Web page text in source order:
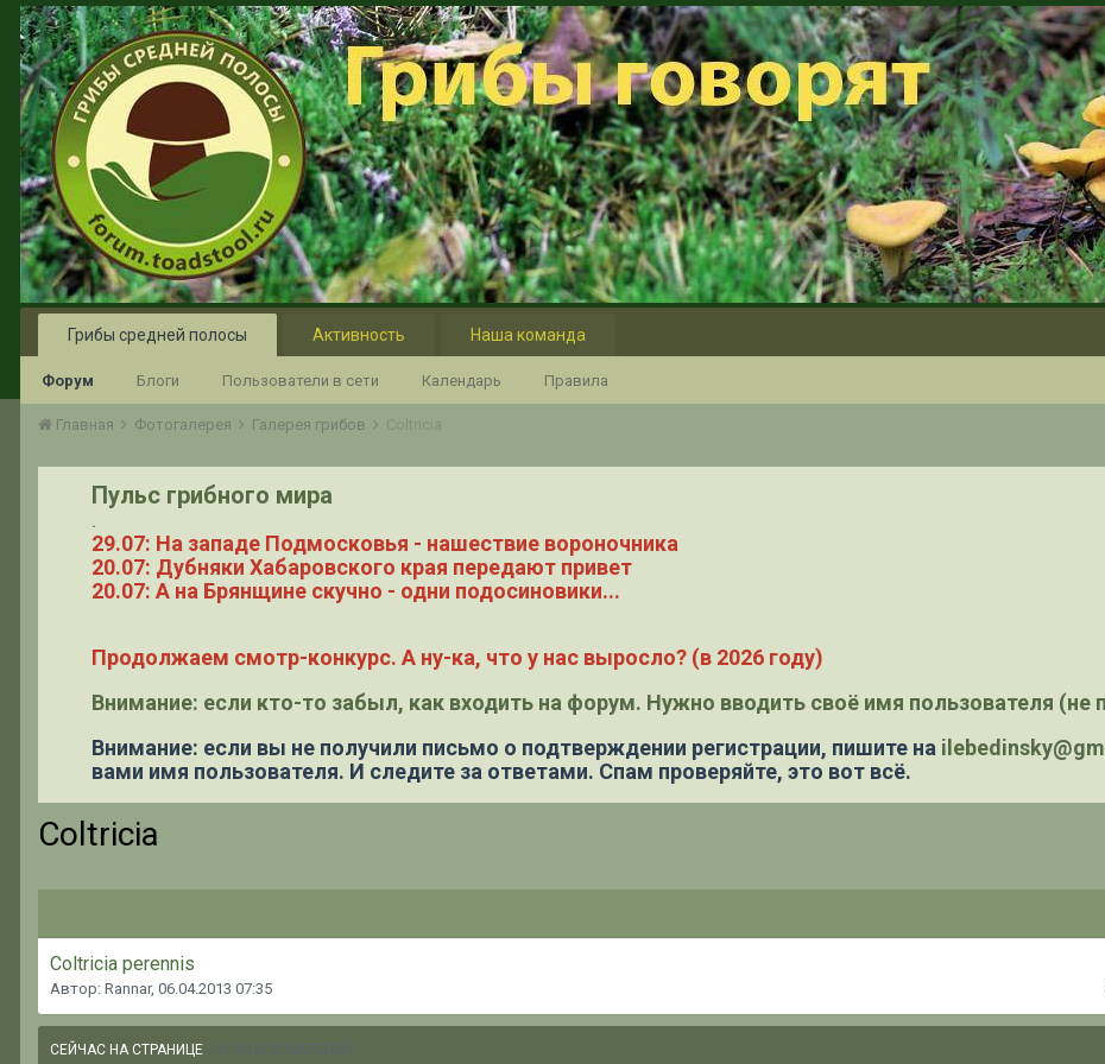
Грибы средней полосы
Форум Блоги Пользователи в сети Календарь Правила
Активность Наша команда
Главная Фотогалерея Галерея грибов Coltricia
Пульс грибного мира
.
29.07: На западе Подмосковья - нашествие вороночника
20.07: Дубняки Хабаровского края передают привет
20.07: А на Брянщине скучно - одни подосиновики...
Продолжаем смотр-конкурс. А ну-ка, что у нас выросло? (в 2026 году)
Внимание: если кто-то забыл, как входить на форум. Нужно вводить своё имя пользователя (не
Внимание: если вы не получили письмо о подтверждении регистрации, пишите на
вами имя пользователя. И следите за ответами. Спам проверяйте, это вот всё.
Coltricia
Coltricia perennis
Автор: Rannar, 06.04.2013 07:35
СЕЙЧАС НА СТРАНИЦЕ 0 ПОЛЬЗОВАТЕЛЕЙ